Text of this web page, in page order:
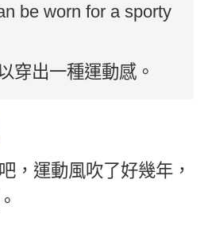
be worn for a sporty
穿出一種運動感。
，運動風吹了好幾年，